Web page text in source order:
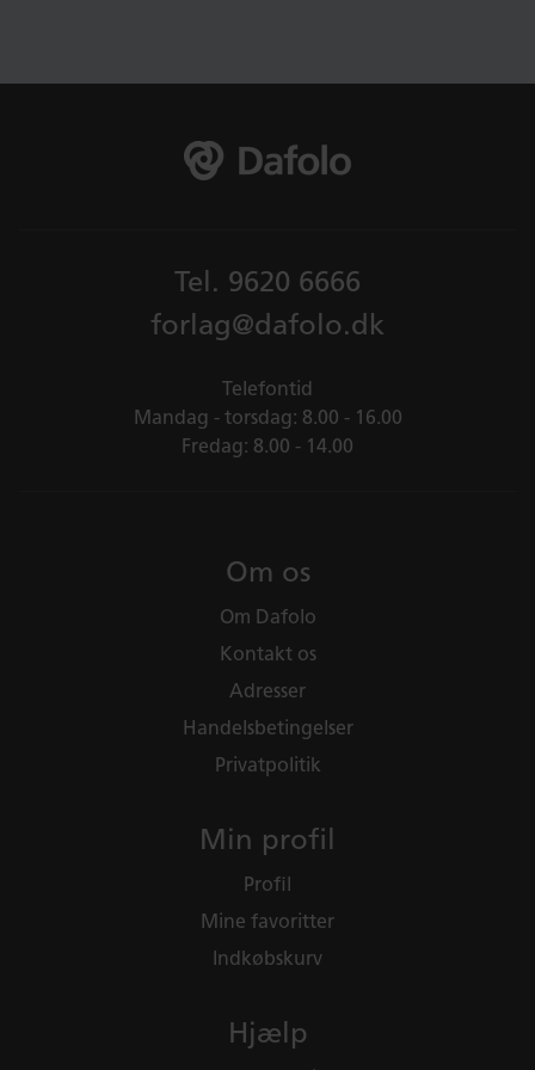
Om os
Om Dafolo
Kontakt os
Adresser
Handelsbetingelser
Privatpolitik
Min profil
Profil
Mine favoritter
Indkøbskurv
Hjælp
Tel. 9620 6666
forlag@dafolo.dk
Telefontid
Mandag - torsdag: 8.00 - 16.00
Fredag: 8.00 - 14.00